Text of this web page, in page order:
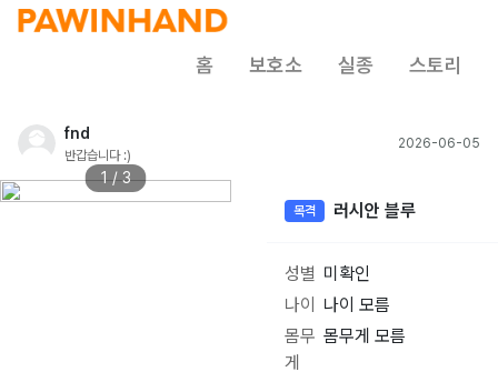
홈 보호소 실종 스토리
fnd
반갑습니다 :)
2026-06-05
1 / 3
목격 러시안 블루
성별 미확인
나이
나이 모름
몸무
게
몸무게 모름